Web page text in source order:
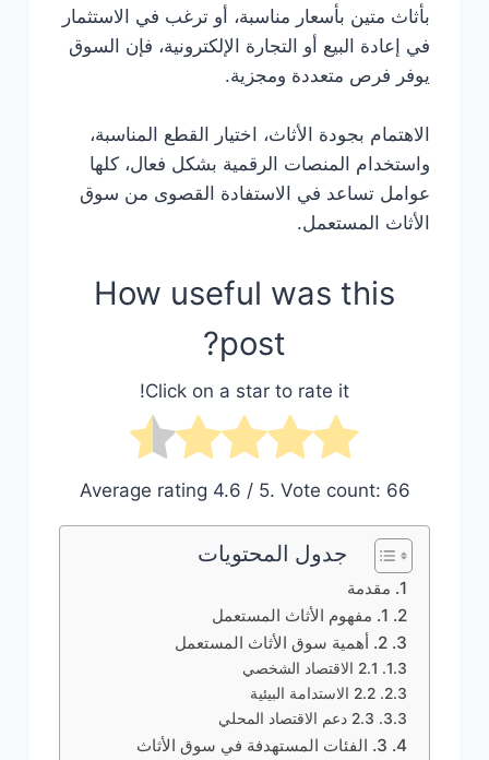
بأثاث متين بأسعار مناسبة، أو ترغب في الاستثمار
في إعادة البيع أو التجارة الإلكترونية، فإن السوق
يوفر فرص متعددة ومجزية.
الاهتمام بجودة الأثاث، اختيار القطع المناسبة،
واستخدام المنصات الرقمية بشكل فعال، كلها
عوامل تساعد في الاستفادة القصوى من سوق
الأثاث المستعمل.
How useful was this
post?
Click on a star to rate it!
Average rating 4.6 / 5. Vote count: 66
جدول المحتويات
مقدمة
1. مفهوم الأثاث المستعمل
2. أهمية سوق الأثاث المستعمل
2.1 الاقتصاد الشخصي
2.2 الاستدامة البيئية
2.3 دعم الاقتصاد المحلي
3. الفئات المستهدفة في سوق الأثاث